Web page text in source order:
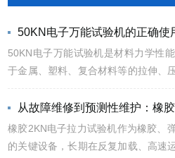
50KN电子万能试验机的正确使用方法，新手
50KN电子万能试验机是材料力学性
于金属、塑料、复合材料等的拉伸、
正确使用方法，是确保实验结果准确
从故障维修到预测性维护：橡胶2KN电子拉力试验机保养
橡胶2KN电子拉力试验机作为橡胶、
的关键设备，长期在反复加载、高速